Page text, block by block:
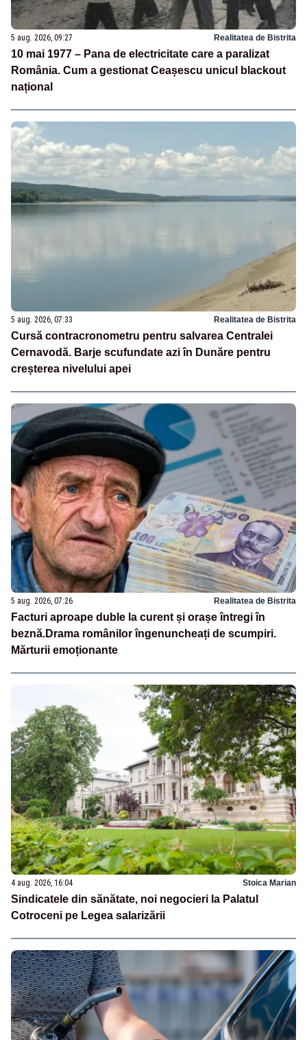
5 aug. 2026, 09:27 Realitatea de Bistrita
10 mai 1977 – Pana de electricitate care a paralizat
România. Cum a gestionat Ceașescu unicul blackout
național
5 aug. 2026, 07:33 Realitatea de Bistrita
Cursă contracronometru pentru salvarea Centralei
Cernavodă. Barje scufundate azi în Dunăre pentru
creșterea nivelului apei
5 aug. 2026, 07:26 Realitatea de Bistrita
Facturi aproape duble la curent și orașe întregi în
beznă.Drama românilor îngenuncheați de scumpiri.
Mărturii emoționante
4 aug. 2026, 16:04 Stoica Marian
Sindicatele din sănătate, noi negocieri la Palatul
Cotroceni pe Legea salarizării